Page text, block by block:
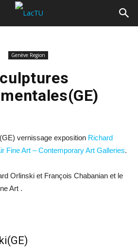
Genève Region
(GE) vernissage exposition Richard
Fine Art – Contemporary Art Galleries.
Orlinski et François Chabanian et le
Art .